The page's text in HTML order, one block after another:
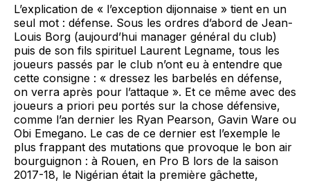
L’explication de « l’exception dijonnaise » tient en un
seul mot : défense. Sous les ordres d’abord de Jean-
Louis Borg (aujourd’hui manager général du club)
puis de son fils spirituel Laurent Legname, tous les
joueurs passés par le club n’ont eu à entendre que
cette consigne : « dressez les barbelés en défense,
on verra après pour l’attaque ». Et ce même avec des
joueurs a priori peu portés sur la chose défensive,
comme l’an dernier les Ryan Pearson, Gavin Ware ou
Obi Emegano. Le cas de ce dernier est l’exemple le
plus frappant des mutations que provoque le bon air
bourguignon : à Rouen, en Pro B lors de la saison
2017-18, le Nigérian était la première gâchette,